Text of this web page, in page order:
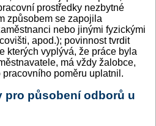
prostředky nezbytné
způsobem se zapojila
nebo jinými fyzickými
apod.); povinnost tvrdit
kterých vyplývá, že práce byla
má vždy žalobce,
pracovního poměru uplatnil.
pro působení odborů u